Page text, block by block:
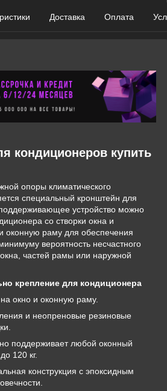
Доставка Оплата
кондиционеров купить
опоры климатического
специальный кронштейн для
устройство можно
со створки окна и
оконную раму для обеспечения
вероятность несчастного
частей рамы или наружной
крепление для кондиционера
окно и оконную раму.
и неопреновые резиновые
поддерживает любой оконный
120 кг.
конструкция с эпоксидным